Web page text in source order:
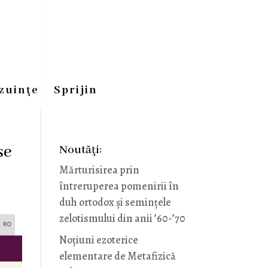
Sprijin
Noutăţi:
Mărturisirea prin
întreruperea pomenirii în
duh ortodox și semințele
zelotismului din anii ’60-’70
Noţiuni ezoterice
elementare de Metafizică